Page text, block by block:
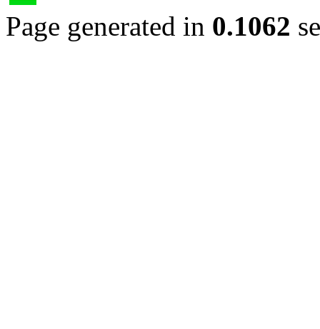
Page generated in 0.1062